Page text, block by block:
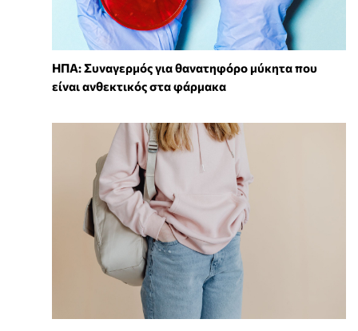
ΗΠΑ: Συναγερμός για θανατηφόρο μύκητα που
είναι ανθεκτικός στα φάρμακα